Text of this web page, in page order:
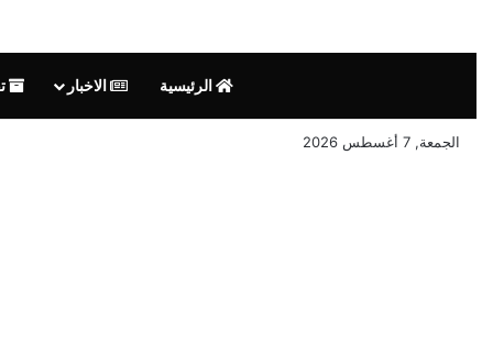
الرئيسية الاخبار
الجمعة, 7 أغسطس 2026